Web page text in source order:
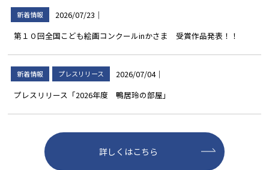
新着情報 2026/07/23 ｜
第１０回全国こども絵画コンクールinかさま 受賞作品発表！！
新着情報 プレスリリース 2026/07/04｜
プレスリリース「2026年度 鴨居玲の部屋」
詳しくはこちら